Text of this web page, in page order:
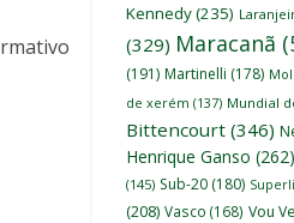
Kennedy(235)
(329) Maracanã
(191) Martinelli (178)
de xerém (137) Mundial
Bittencourt (346)
Henrique Ganso (262)
(145) Sub-20 (180)
(208) Vasco (168) Vou